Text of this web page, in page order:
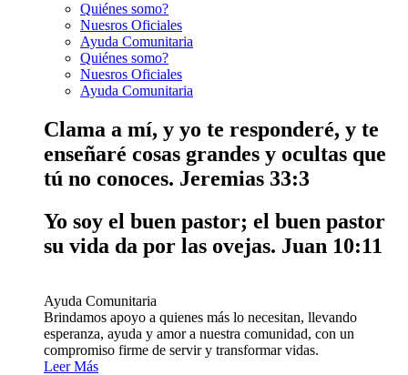
Quiénes somo?
Nuesros Oficiales
Ayuda Comunitaria
Quiénes somo?
Nuesros Oficiales
Ayuda Comunitaria
Clama a mí, y yo te responderé, y te
enseñaré cosas grandes y ocultas que
tú no conoces. Jeremias 33:3
Yo soy el buen pastor; el buen pastor
su vida da por las ovejas. Juan 10:11
Ayuda Comunitaria
Brindamos apoyo a quienes más lo necesitan, llevando
esperanza, ayuda y amor a nuestra comunidad, con un
compromiso firme de servir y transformar vidas.
Leer Más